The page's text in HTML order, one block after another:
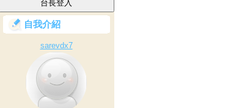
自我介紹
sarevdx7